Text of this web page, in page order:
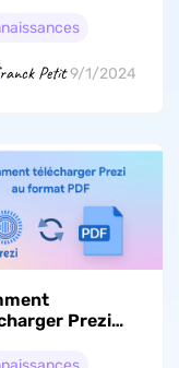
Docs
Petit 9/1/2024
Prezi
étape par